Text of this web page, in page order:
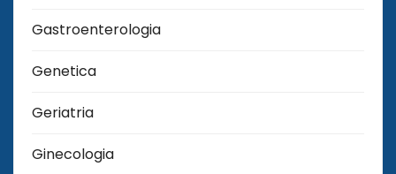
Gastroenterologia
Genetica
Geriatria
Ginecologia